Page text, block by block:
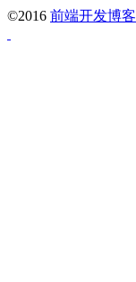
©2016 前端开发博客